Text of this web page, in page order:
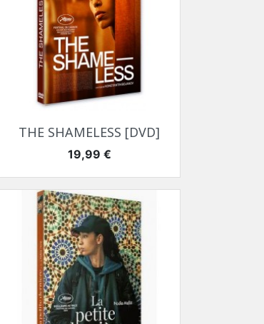
Aperçu rapide
THE SHAMELESS [DVD]
Prix
19,99 €